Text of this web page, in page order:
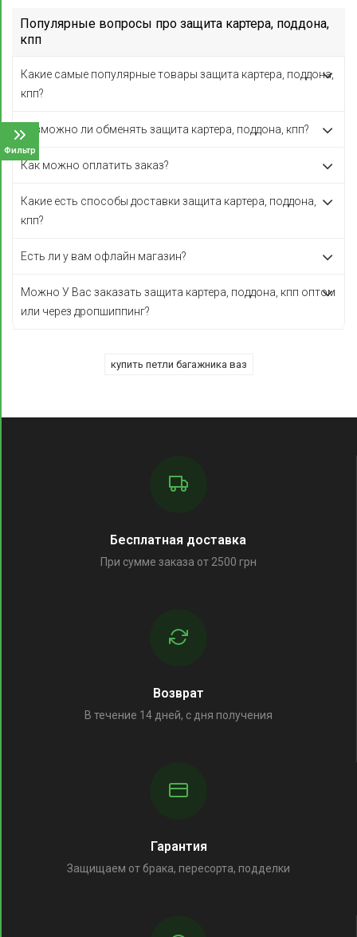
Фильтр
Популярные вопросы про защита картера, поддона,
кпп
Какие самые популярные товары защита картера, поддона,
кпп?
Возможно ли обменять защита картера, поддона, кпп?
Как можно оплатить заказ?
Какие есть способы доставки защита картера, поддона,
кпп?
Есть ли у вам офлайн магазин?
Можно У Вас заказать защита картера, поддона, кпп оптом
или через дропшиппинг?
купить петли багажника ваз
Бесплатная доставка
При сумме заказа от 2500 грн
Возврат
В течение 14 дней, с дня получения
Гарантия
Защищаем от брака, пересорта, подделки